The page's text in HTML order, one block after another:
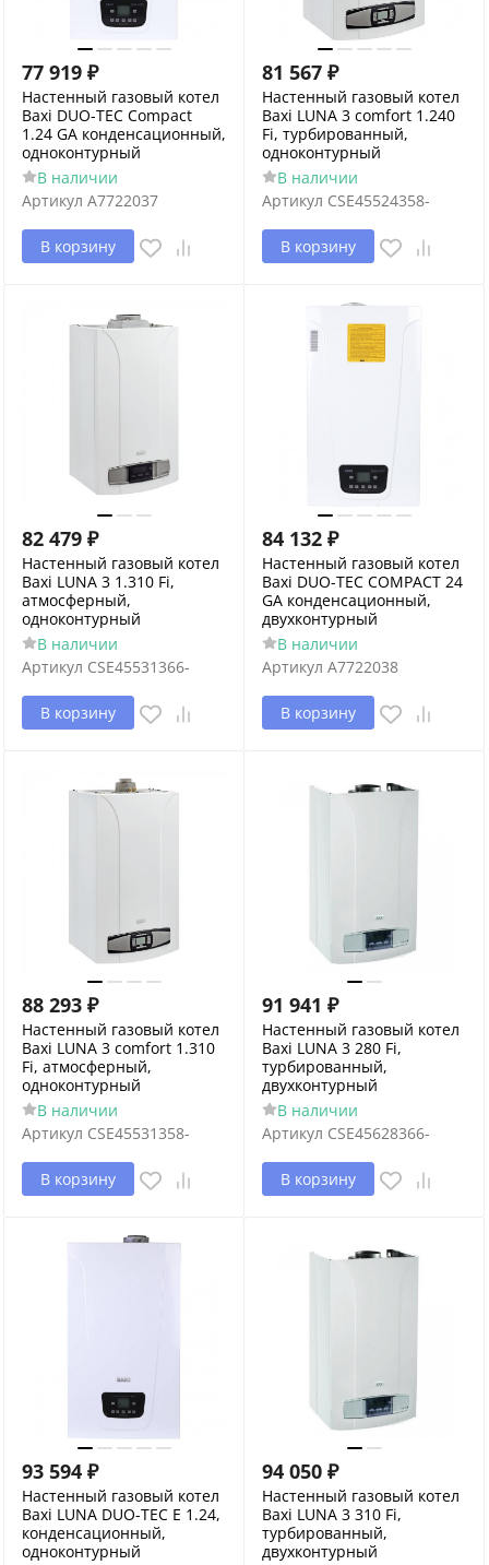
77 919 ₽
Настенный газовый котел
Baxi DUO-TEC Compact
1.24 GA конденсационный,
одноконтурный
В наличии
Артикул A7722037
В корзину
81 567 ₽
Настенный газовый котел
Baxi LUNA 3 comfort 1.240
Fi, турбированный,
одноконтурный
В наличии
Артикул CSE45524358-
В корзину
82 479 ₽
Настенный газовый котел
Baxi LUNA 3 1.310 Fi,
атмосферный,
одноконтурный
В наличии
Артикул CSE45531366-
В корзину
84 132 ₽
Настенный газовый котел
Baxi DUO-TEC COMPACT 24
GA конденсационный,
двухконтурный
В наличии
Артикул A7722038
В корзину
88 293 ₽
Настенный газовый котел
Baxi LUNA 3 comfort 1.310
Fi, атмосферный,
одноконтурный
В наличии
Артикул CSE45531358-
В корзину
91 941 ₽
Настенный газовый котел
Baxi LUNA 3 280 Fi,
турбированный,
двухконтурный
В наличии
Артикул CSE45628366-
В корзину
93 594 ₽
Настенный газовый котел
Baxi LUNA DUO-TEC E 1.24,
конденсационный,
одноконтурный
94 050 ₽
Настенный газовый котел
Baxi LUNA 3 310 Fi,
турбированный,
двухконтурный